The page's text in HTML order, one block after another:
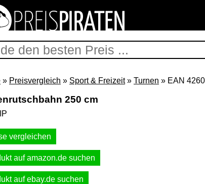
» Preisvergleich » Sport & Freizeit» Turnen » EAN
250 cm
vergleichen
auf amazon.de suchen
auf ebay.de suchen